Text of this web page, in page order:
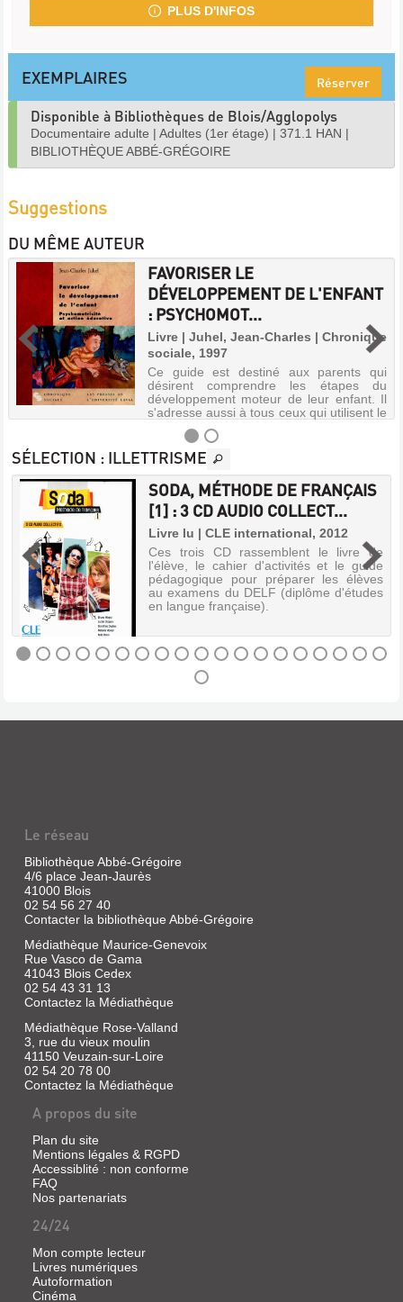
PLUS D'INFOS
EXEMPLAIRES Réserver
Disponible à Bibliothèques de Blois/Agglopolys
Documentaire adulte | Adultes (1er étage) | 371.1 HAN |
BIBLIOTHÈQUE ABBÉ-GRÉGOIRE
Suggestions
DU MÊME AUTEUR
FAVORISER LE
DÉVELOPPEMENT DE L'ENFANT
: PSYCHOMOT...
Livre | Juhel, Jean-Charles | Chronique
sociale, 1997
Ce guide est destiné aux parents qui
désirent comprendre les étapes du
développement moteur de leur enfant. Il
s'adresse aussi à tous ceux qui utilisent le
mouvement comme moyen d'éducation et
de rééducation.
FAVORISER
LE
DÉVELOPPEMENT
DE
L'ENFANT
:
PSYCHOMOT...
Livre
|
|
destiné
parents
qui
désirent
comprendre
les
étapes
du
développement
moteur
de
leur
enfant.
Il
s'adresse
aussi
à
tous
ceux
utilisent
mouvement
comme
moyen
d'éducation
rééducation.
LA
SÉLECTION : ILLETTRISME
SODA, MÉTHODE DE FRANÇAIS
[1] : 3 CD AUDIO COLLECT...
Livre lu | CLE international, 2012
Ces trois CD rassemblent le livre de
l'élève, le cahier d'activités et le guide
pédagogique pour préparer les élèves
au examens du DELF (diplôme d'études
en langue française).
CD
AUDIO
COLLECT...
Livre
lu
|
CLE
international,
2012
Ces
trois
CD
rassemblent
le
livre
de
l'élève,
cahier
et
le
guide
pédagogique
pour
les
au
examens
du
DELF
Le réseau
Bibliothèque Abbé-Grégoire
4/6 place Jean-Jaurès
41000 Blois
02 54 56 27 40
Contacter la bibliothèque Abbé-Grégoire
Médiathèque Maurice-Genevoix
Rue Vasco de Gama
41043 Blois Cedex
02 54 43 31 13
Contactez la Médiathèque
Médiathèque Rose-Valland
3, rue du vieux moulin
41150 Veuzain-sur-Loire
02 54 20 78 00
Contactez la Médiathèque
A propos du site
Plan du site
Mentions légales & RGPD
Accessiblité : non conforme
FAQ
Nos partenariats
24/24
Mon compte lecteur
Livres numériques
Autoformation
Cinéma